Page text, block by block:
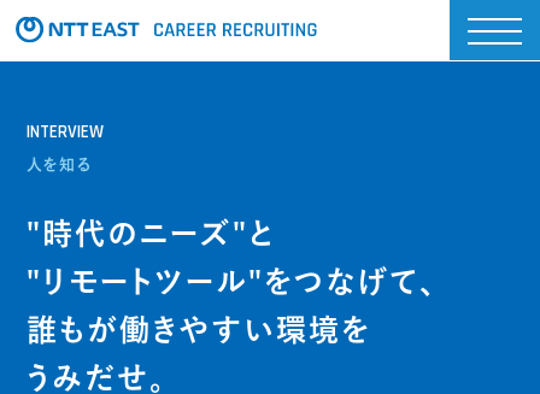
INTERVIEW
人を知る
"時代のニーズ"と
"リモートツール"をつなげて、
誰もが働きやすい環境を
うみだせ。